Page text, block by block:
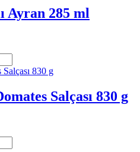
Ayran 285 ml
Salçası 830 g